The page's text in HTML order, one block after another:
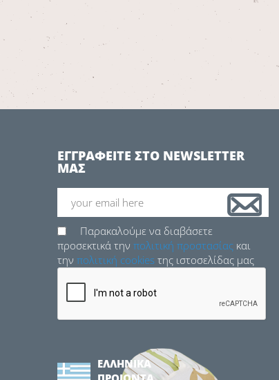
ΕΓΓΡΑΦΕΙΤΕ ΣΤΟ NEWSLETTER
ΜΑΣ
Παρακαλούμε να διαβάσετε
προσεκτικά την πολιτική προστασίας και
την πολιτική cookies της ιστοσελίδας μας
ΕΛΛΗΝΙΚΑ